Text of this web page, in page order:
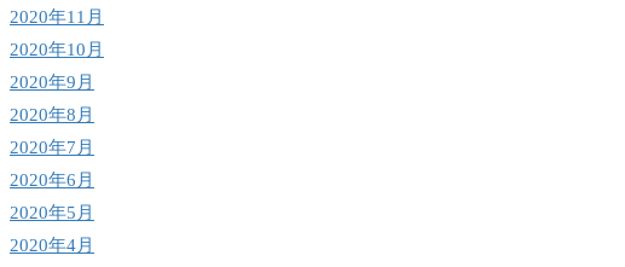
2020年11月
2020年10月
2020年9月
2020年8月
2020年7月
2020年6月
2020年5月
2020年4月